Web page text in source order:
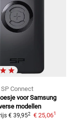
SP Connect
voor Samsung
modellen
€ 39,952 € 25,061